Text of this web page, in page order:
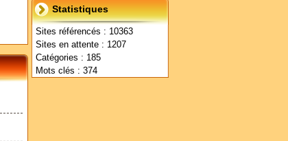
Statistiques
Sites référencés : 10363
Sites en attente : 1207
Catégories : 185
Mots clés : 374